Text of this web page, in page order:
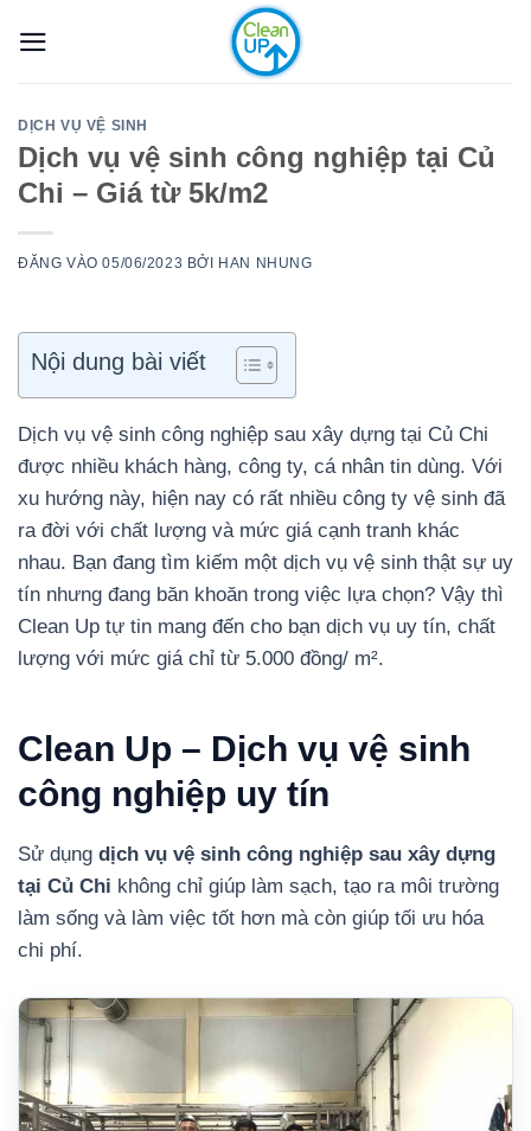
qua
DỊCH VỤ VỆ SINH
Dịch vụ vệ sinh công nghiệp tại Củ
Chi – Giá từ 5k/m2
ĐĂNG VÀO05/06/2023 BỞI HAN NHUNG
Nội dung bài viết
Dịch vụ vệ sinh công nghiệp sau xây dựng tại Củ Chi
được nhiều khách hàng, công ty, cá nhân tin dùng. Với
xu hướng này, hiện nay có rất nhiều công ty vệ sinh đã
ra đời với chất lượng và mức giá cạnh tranh khác
nhau. Bạn đang tìm kiếm một dịch vụ vệ sinh thật sự uy
tín nhưng đang băn khoăn trong việc lựa chọn? Vậy thì
Clean Up tự tin mang đến cho bạn dịch vụ uy tín, chất
lượng với mức giá chỉ từ 5.000 đồng/ m².
Clean Up – Dịch vụ vệ sinh
công nghiệp uy tín
Sử dụng dịch vụ vệ sinh công nghiệp sau xây dựng
tại Củ Chi không chỉ giúp làm sạch, tạo ra môi trường
làm sống và làm việc tốt hơn mà còn giúp tối ưu hóa
chi phí.